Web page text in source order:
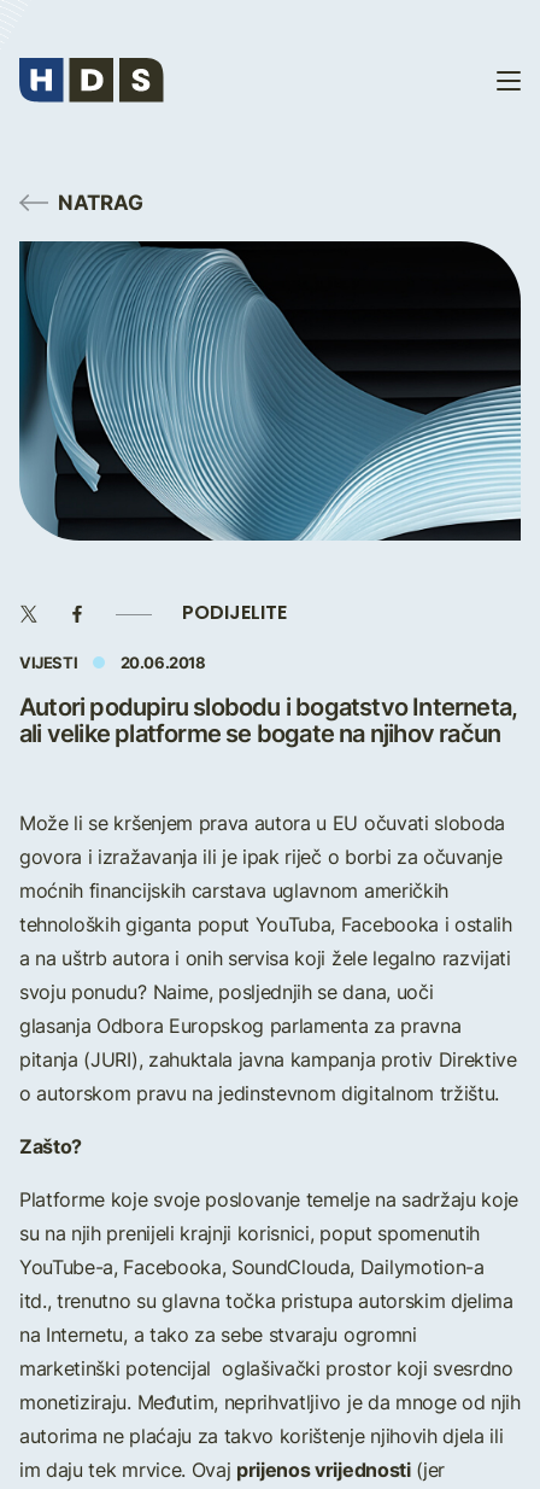
NATRAG
PODIJELITE
VIJESTI 20.06.2018
Autori podupiru slobodu i bogatstvo Interneta,
ali velike platforme se bogate na njihov račun
Može li se kršenjem prava autora u EU očuvati sloboda
govora i izražavanja ili je ipak riječ o borbi za očuvanje
moćnih financijskih carstava uglavnom američkih
tehnoloških giganta poput YouTuba, Facebooka i ostalih
a na uštrb autora i onih servisa koji žele legalno razvijati
svoju ponudu? Naime, posljednjih se dana, uoči
glasanja Odbora Europskog parlamenta za pravna
pitanja (JURI), zahuktala javna kampanja protiv Direktive
o autorskom pravu na jedinstevnom digitalnom tržištu.
Zašto?
Platforme koje svoje poslovanje temelje na sadržaju koje
su na njih prenijeli krajnji korisnici, poput spomenutih
YouTube-a, Facebooka, SoundClouda, Dailymotion-a
itd., trenutno su glavna točka pristupa autorskim djelima
na Internetu, a tako za sebe stvaraju ogromni
marketinški potencijal oglašivački prostor koji svesrdno
monetiziraju. Međutim, neprihvatljivo je da mnoge od njih
autorima ne plaćaju za takvo korištenje njihovih djela ili
im daju tek mrvice. Ovaj prijenos vrijednosti(jer